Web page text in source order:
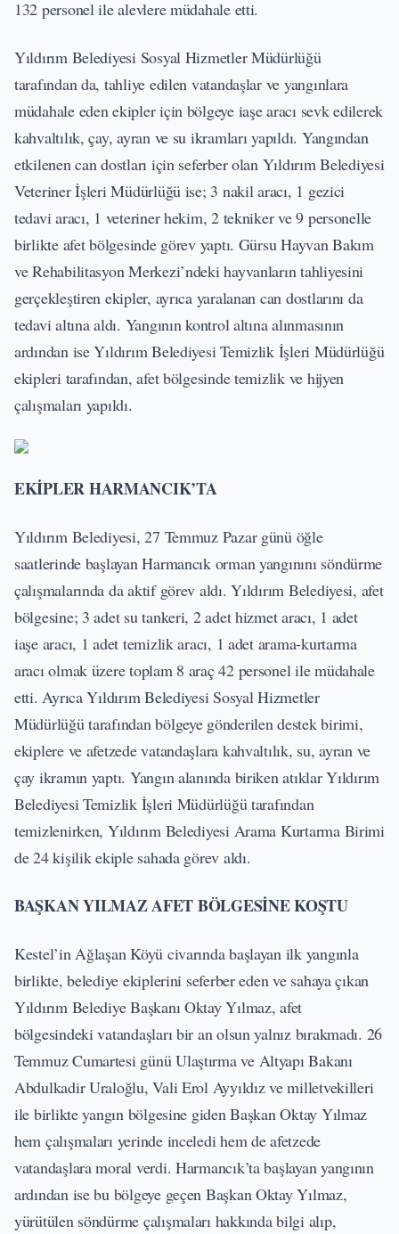
132 personel ile alevlere müdahale etti.
Yıldırım Belediyesi Sosyal Hizmetler Müdürlüğü
tarafından da, tahliye edilen vatandaşlar ve yangınlara
müdahale eden ekipler için bölgeye iaşe aracı sevk edilerek
kahvaltılık, çay, ayran ve su ikramları yapıldı. Yangından
etkilenen can dostları için seferber olan Yıldırım Belediyesi
Veteriner İşleri Müdürlüğü ise; 3 nakil aracı, 1 gezici
tedavi aracı, 1 veteriner hekim, 2 tekniker ve 9 personelle
birlikte afet bölgesinde görev yaptı. Gürsu Hayvan Bakım
ve Rehabilitasyon Merkezi’ndeki hayvanların tahliyesini
gerçekleştiren ekipler, ayrıca yaralanan can dostlarını da
tedavi altına aldı. Yangının kontrol altına alınmasının
ardından ise Yıldırım Belediyesi Temizlik İşleri Müdürlüğü
ekipleri tarafından, afet bölgesinde temizlik ve hijyen
çalışmaları yapıldı.
EKİPLER HARMANCIK’TA
Yıldırım Belediyesi, 27 Temmuz Pazar günü öğle
saatlerinde başlayan Harmancık orman yangınını söndürme
çalışmalarında da aktif görev aldı. Yıldırım Belediyesi, afet
bölgesine; 3 adet su tankeri, 2 adet hizmet aracı, 1 adet
iaşe aracı, 1 adet temizlik aracı, 1 adet arama-kurtarma
aracı olmak üzere toplam 8 araç 42 personel ile müdahale
etti. Ayrıca Yıldırım Belediyesi Sosyal Hizmetler
Müdürlüğü tarafından bölgeye gönderilen destek birimi,
ekiplere ve afetzede vatandaşlara kahvaltılık, su, ayran ve
çay ikramın yaptı. Yangın alanında biriken atıklar Yıldırım
Belediyesi Temizlik İşleri Müdürlüğü tarafından
temizlenirken, Yıldırım Belediyesi Arama Kurtarma Birimi
de 24 kişilik ekiple sahada görev aldı.
BAŞKAN YILMAZ AFET BÖLGESİNE KOŞTU
Kestel’in Ağlaşan Köyü civarında başlayan ilk yangınla
birlikte, belediye ekiplerini seferber eden ve sahaya çıkan
Yıldırım Belediye Başkanı Oktay Yılmaz, afet
bölgesindeki vatandaşları bir an olsun yalnız bırakmadı. 26
Temmuz Cumartesi günü Ulaştırma ve Altyapı Bakanı
Abdulkadir Uraloğlu, Vali Erol Ayyıldız ve milletvekilleri
ile birlikte yangın bölgesine giden Başkan Oktay Yılmaz
hem çalışmaları yerinde inceledi hem de afetzede
vatandaşlara moral verdi. Harmancık’ta başlayan yangının
ardından ise bu bölgeye geçen Başkan Oktay Yılmaz,
yürütülen söndürme çalışmaları hakkında bilgi alıp,